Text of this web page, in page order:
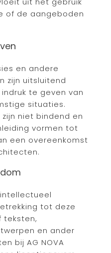
of de aangeboden
en andere
zijn uitsluitend
te geven van
situaties.
niet bindend en
vormen tot
een overeenkomst
tot deze
teksten,
en ander
bij AG NOVA